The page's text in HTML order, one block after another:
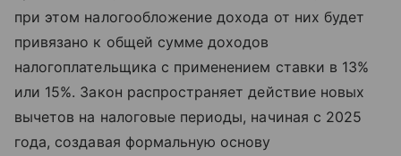
при этом налогообложение дохода от них будет
привязано к общей сумме доходов
налогоплательщика с применением ставки в 13%
или 15%. Закон распространяет действие новых
вычетов на налоговые периоды, начиная с 2025
года, создавая формальную основу